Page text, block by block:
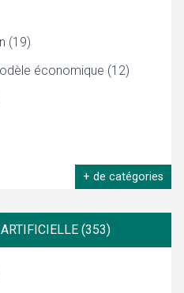
(19)
économique (12)
+ de catégories
(353)